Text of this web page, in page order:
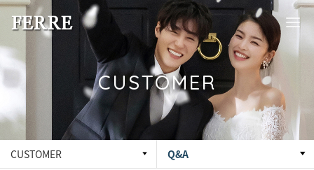
CUSTOMER
CUSTOMER Q&A